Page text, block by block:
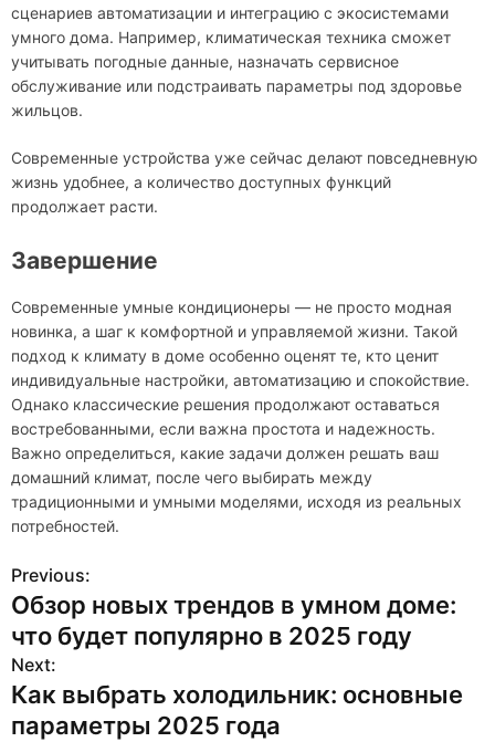
сценариев автоматизации и интеграцию с экосистемами
умного дома. Например, климатическая техника сможет
учитывать погодные данные, назначать сервисное
обслуживание или подстраивать параметры под здоровье
жильцов.
Современные устройства уже сейчас делают повседневную
жизнь удобнее, а количество доступных функций
продолжает расти.
Завершение
Современные умные кондиционеры — не просто модная
новинка, а шаг к комфортной и управляемой жизни. Такой
подход к климату в доме особенно оценят те, кто ценит
индивидуальные настройки, автоматизацию и спокойствие.
Однако классические решения продолжают оставаться
востребованными, если важна простота и надежность.
Важно определиться, какие задачи должен решать ваш
домашний климат, после чего выбирать между
традиционными и умными моделями, исходя из реальных
потребностей.
Н
а
в
и
Previous:
Обзор новых трендов в умном доме:
что будет популярно в 2025 году
Next:
Как выбрать холодильник: основные
параметры 2025 года